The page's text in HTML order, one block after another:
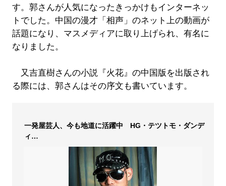
す。郭さんが人気になったきっかけもインターネッ
トでした。中国の漫才「相声」のネット上の動画が
話題になり、マスメディアに取り上げられ、有名に
なりました。
又吉直樹さんの小説『火花』の中国版を出版され
る際には、郭さんはその序文も書いています。
一発屋芸人、今も地道に活躍中 HG・テツトモ・ダンデ
ィ…